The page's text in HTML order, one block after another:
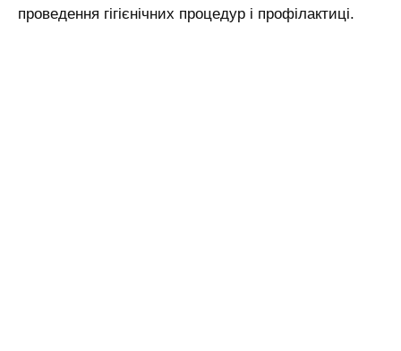
проведення гігієнічних процедур і профілактиці.